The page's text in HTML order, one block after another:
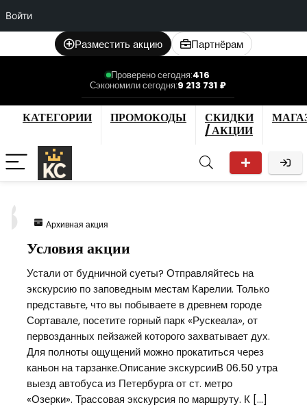
Войти
Разместить акцию Партнёрам
Проверено сегодня:416
Сэкономили сегодня:9 213 731 ₽
КАТЕГОРИИ ПРОМОКОДЫ
СКИДКИ
/ АКЦИИ
Архивная акция
Условия акции
Устали от будничной суеты? Отправляйтесь на
экскурсию по заповедным местам Карелии. Только
представьте, что вы побываете в древнем городе
Сортавале, посетите горный парк «Рускеала», от
первозданных пейзажей которого захватывает дух.
Для полноты ощущений можно прокатиться через
каньон на тарзанке.Описание экскурсииВ 06.50 утра
выезд автобуса из Петербурга от ст. метро
«Озерки». Трассовая экскурсия по маршруту. К […]